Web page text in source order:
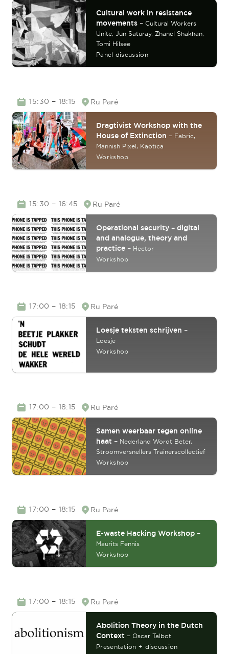
Cultural work in resistance
movements – Cultural Workers
Unite, Jun Saturay, Zhanel Shakhan,
Tomi Hilsee
Panel discussion
TIME15:30 – 18:15 Location
Ru Paré
Dragtivist Workshop with the
House of Extinction – Fabric,
Mannish Pixel, Kaotica
Workshop
TIME15:30 – 16:45 Location
Ru Paré
Operational security – digital
and analogue, theory and
practice – Hector
Workshop
TIME17:00 – 18:15 Location
Ru Paré
Loesje teksten schrijven –
Loesje
Workshop
TIME17:00 – 18:15 Location
Ru Paré
Samen weerbaar tegen online
haat – Nederland Wordt Beter,
Stroomversnellers Trainerscollectief
Workshop
TIME17:00 – 18:15 Location
Ru Paré
E-waste Hacking Workshop –
Maurits Fennis
Workshop
TIME17:00 – 18:15 Location
Ru Paré
Abolition Theory in the Dutch
Context – Oscar Talbot
Presentation + discussion